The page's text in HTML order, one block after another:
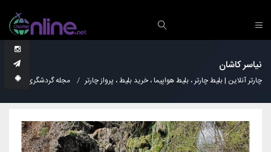
نیاسر کاشان
چارتر آنلاین | بلیط چارتر ، بلیط هواپیما ، خرید بلیط ، پرواز چارتر مجله گردشگری